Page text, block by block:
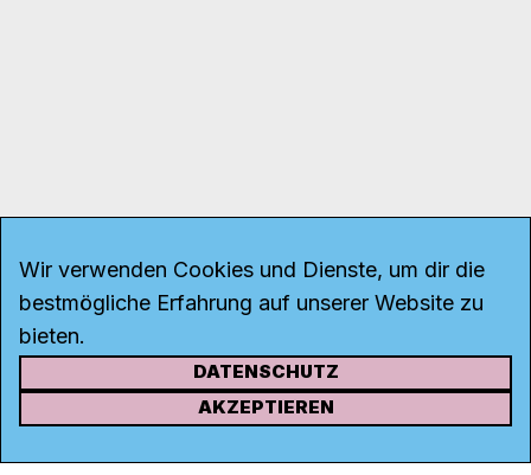
KONTAKT
Wir verwenden Cookies und Dienste, um dir die
bestmögliche Erfahrung auf unserer Website zu
bieten.
DATENSCHUTZ
AKZEPTIEREN